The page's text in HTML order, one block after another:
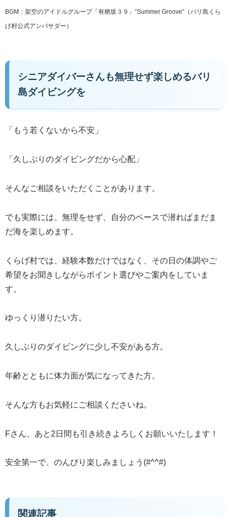
BGM：架空のアイドルグループ「有栖坂３９」“Summer Groove”（バリ島くら
げ村公式アンバサダー）
シニアダイバーさんも無理せず楽しめるバリ
島ダイビングを
「もう若くないから不安」
「久しぶりのダイビングだから心配」
そんなご相談をいただくことがあります。
でも実際には、無理をせず、自分のペースで潜ればまだま
だ海を楽しめます。
くらげ村では、経験本数だけではなく、その日の体調やご
希望をお聞きしながらポイント選びやご案内をしていま
す。
ゆっくり潜りたい方。
久しぶりのダイビングに少し不安がある方。
年齢とともに体力面が気になってきた方。
そんな方もお気軽にご相談くださいね。
Fさん、あと2日間も引き続きよろしくお願いいたします！
安全第一で、のんびり楽しみましょう(#^^#)
関連記事